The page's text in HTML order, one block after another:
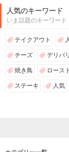
人気のキーワード
いま話題のキーワード
テイクアウト
チーズ デリバ
焼き鳥 ロース
ステーキ 人気